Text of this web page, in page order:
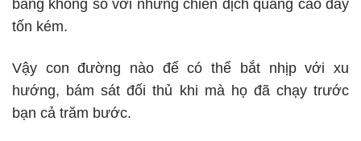
bằng không so với những chiến dịch quảng cáo đầy
tốn kém.
Vậy con đường nào để có thể bắt nhịp với xu
hướng, bám sát đối thủ khi mà họ đã chạy trước
bạn cả trăm bước.